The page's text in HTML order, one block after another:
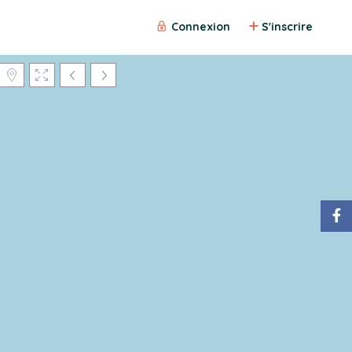
Connexion S'inscrire